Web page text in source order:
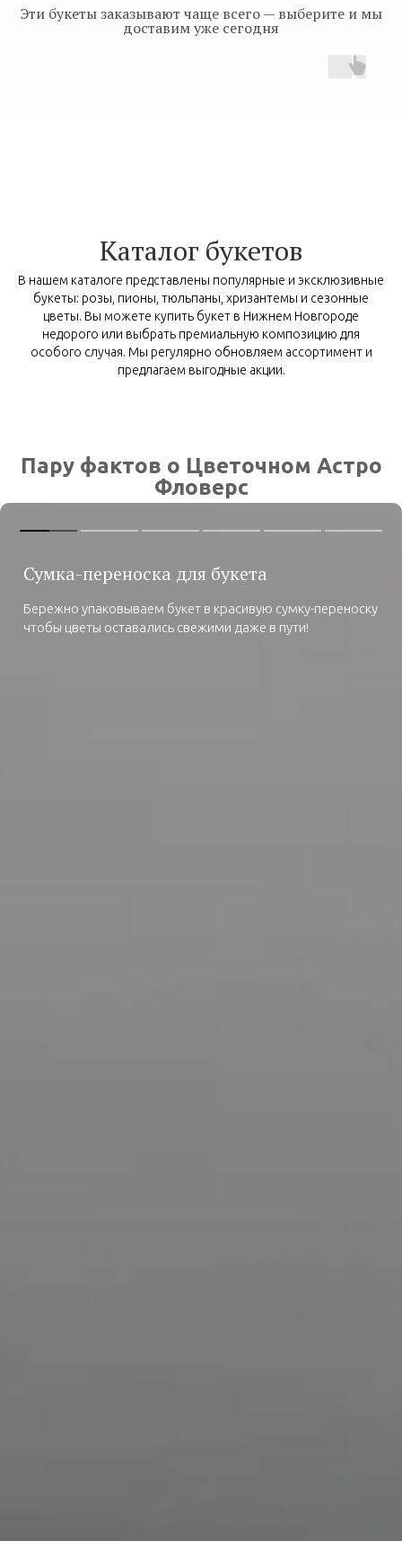
Эти букеты заказывают чаще всего — выберите и мы
доставим уже сегодня
Каталог букетов
В нашем каталоге представлены популярные и эксклюзивные
букеты: розы, пионы, тюльпаны, хризантемы и сезонные
цветы. Вы можете купить букет в Нижнем Новгороде
недорого или выбрать премиальную композицию для
особого случая. Мы регулярно обновляем ассортимент и
предлагаем выгодные акции.
Пару фактов о Цветочном Астро
Фловерс
Сумка-переноска для букета
Бережно упаковываем букет в красивую сумку-переноску
чтобы цветы оставались свежими даже в пути!